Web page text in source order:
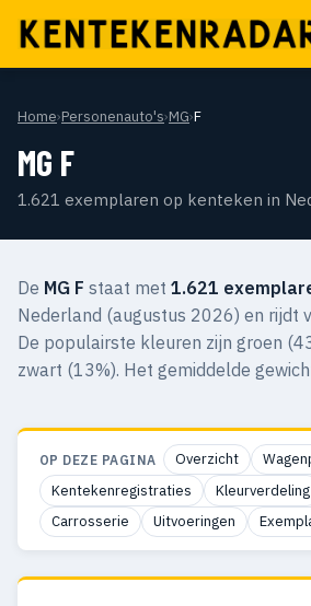
Home›Personenauto's›MG›F
MG F
1.621 exemplaren op kenteken in
De MG F staat met 1.621
Nederland (augustus 2026) en rijdt
De populairste kleuren zijn groen
zwart (13%). Het gemiddelde
OP DEZE PAGINA Overzicht
Kentekenregistraties
Kleurverdeling
Carrosserie
Uitvoeringen